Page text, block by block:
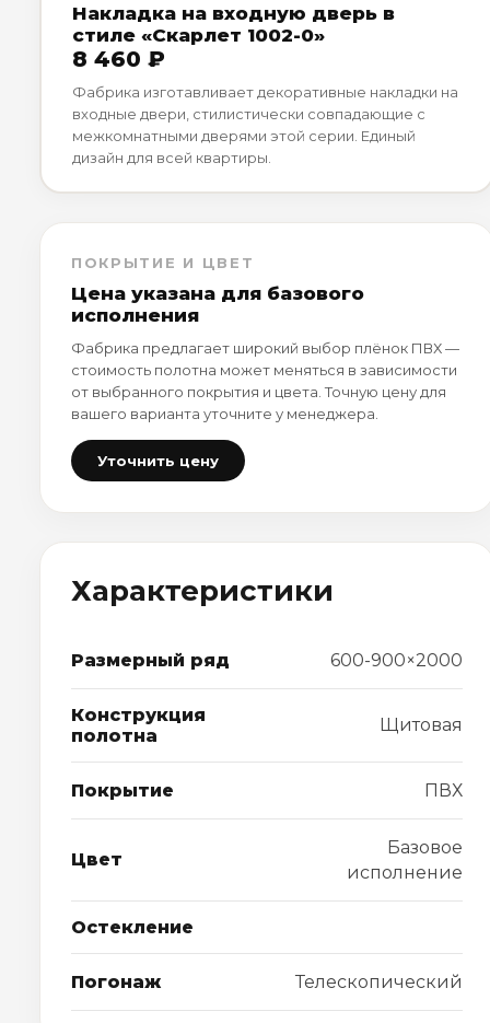
Накладка на входную дверь в
стиле «Скарлет 1002-0»
8 460 ₽
Фабрика изготавливает декоративные накладки на
входные двери, стилистически совпадающие с
межкомнатными дверями этой серии. Единый
дизайн для всей квартиры.
ПОКРЫТИЕ И ЦВЕТ
Цена указана для базового
исполнения
Фабрика предлагает широкий выбор плёнок ПВХ —
стоимость полотна может меняться в зависимости
от выбранного покрытия и цвета. Точную цену для
вашего варианта уточните у менеджера.
Уточнить цену
Характеристики
Размерный ряд 600-900×2000
Конструкция
полотна
Щитовая
Покрытие ПВХ
Цвет
Базовое
исполнение
Остекление
Погонаж Телескопический